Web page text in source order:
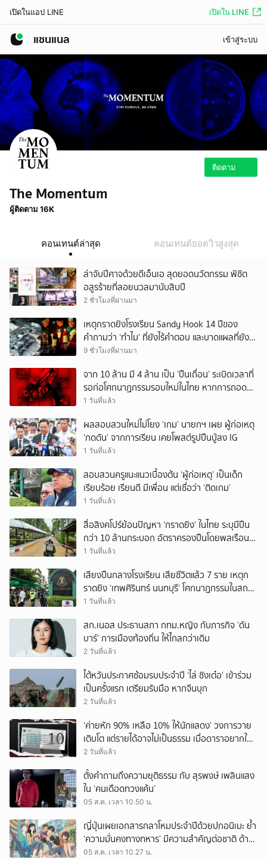
เปิดในแอป LINE เปิดใน LINE
แชนแนล เข้าสู่ระบบ
ติดตาม
The Momentum
ผู้ติดตาม 16K
คอนเทนต์ล่าสุด คอนเทนต์ยอดวิวสูงสุด
ล่าจับปีศาจด้วยดีเอ็นเอ สุดยอดนวัตกรรม พิชิต
อสูรร้ายที่ลอยนวลมานับสิบปี
2 ชั่วโมงที่ผ่านมา
เหตุกราดยิงโรงเรียน Sandy Hook 14 ปีของ
คำถามว่า ‘ทำไม’ ที่ยังไร้คำตอบ และบาดแผลที่ยัง
ทวงความรับผิดชอบไม่จบ
9 ชั่วโมงที่ผ่านมา
จาก 10 ล้าน มี 4 ล้าน เป็น ‘ปืนเถื่อน’ ระเบิดเวลาที่
รอก่อโศกนาฏกรรมรอบใหม่ในไทย หากการถอดบท
เรียนของรัฐเป็นเพียง ‘ลมปาก’
1 วันที่แล้ว
ผลสอบสวนใหม่ไม่โยง ‘เกม’ นายกฯ เผย ผู้ก่อเหตุ
‘กดดัน’ จากการเรียน เคยโพสต์รูปปืนปู่ลง IG
1 วันที่แล้ว
สอบสวนครูแนะแนวเบื้องต้น ‘ผู้ก่อเหตุ’ เป็นเด็ก
เรียบร้อย เรียนดี มีเพื่อน แต่เชื่อว่า ‘ติดเกม’
1 วันที่แล้ว
สื่อสิงคโปร์ย้อนปัญหา ‘กราดยิง’ ในไทย ระบุมีปืน
กว่า 10 ล้านกระบอก อัตราครองปืนโดยพลเรือน
สูงที่สุดในภูมิภาค
1 วันที่แล้ว
เสียงปืนกลางโรงเรียน เสียชีวิตแล้ว 7 ราย เหตุก
ราดยิง ‘เทพศิรินทร์ นนทบุรี’ โศกนาฏกรรมในสถาน
ศึกษา ครั้งที่ 2 ในรอบปี
1 วันที่แล้ว
สก.เนอส ประธานสภา กทม.หญิง กับภารกิจ ‘ดัน
บาร์’ การเมืองท้องถิ่น ให้ไกลกว่าเดิม
2 วันที่แล้ว
ไต้หวันประกาศซ้อมรบประจำปี ‘ไล่ ชิงเต๋อ’ เข้าร่วม
เป็นครั้งแรก เตรียมรับมือ หากจีนบุก
2 วันที่แล้ว
‘ค่ายหัก 90% เหลือ 10% ให้นักแสดง’ วงการวาย
เติบโต แต่รายได้อาจไม่เป็นธรรม เมื่อดาราอยากให้มี
‘สัญญามาตรฐาน’
2 วันที่แล้ว
ตั้งคำถามถึงความยุติธรรม กับ สุรพงษ์ เพลินแสง
ใน ‘คนเดือดทวงแค้น’
05 ส.ค. เวลา 10.50 น.
ญี่ปุ่นเผยเอกสารกลาโหมประจำปีด้วยปกอนิเมะ ย้ำ
‘ความมั่นคงทางทหาร’ มีความสำคัญต่อชาติ ด้าน
จีนเตือน ขออย่าซ้ำรอยประวัติศาสตร์
05 ส.ค. เวลา 10.27 น.